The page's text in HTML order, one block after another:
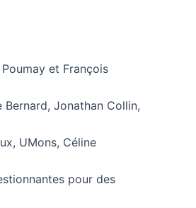
et François
Bernard, Jonathan Collin,
UMons, Céline
pour des